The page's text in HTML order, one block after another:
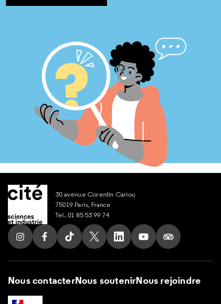
30 avenue Corentin Cariou
75019 Paris, France
Tel. 01 85 53 99 74
Suivez nous sur Instagram
Suivez nous sur Facebook
Suivez nous sur Tik Tok
Suivez nous sur X
Suivez nous sur LinkedIn
Suivez nous sur
Suivez nous
Nous contacterNous soutenirNous rejoindre